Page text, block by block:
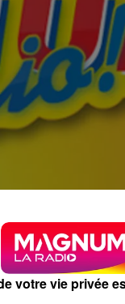
votre vie privée